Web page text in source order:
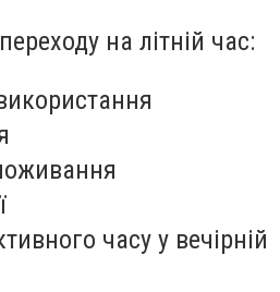
на літній час:
часу у вечірній